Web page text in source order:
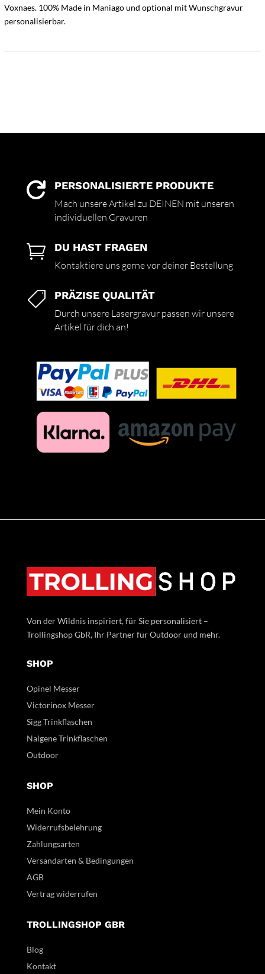
Voxnaes. 100% Made in Maniago und optional mit Wunschgravur
personalisierbar.
 PERSONALISIERTE PRODUKTE
Mach unsere Artikel zu DEINEN mit unseren
individuellen Gravuren
 DU HAST FRAGEN
Kontaktiere uns gerne vor deiner Bestellung
 PRÄZISE QUALITÄT
Durch unsere Lasergravur passen wir unsere
Artikel für dich an!
Von der Wildnis inspiriert, für Sie personalisiert –
Trollingshop GbR, Ihr Partner für Outdoor und mehr.
SHOP
Opinel Messer
Victorinox Messer
Sigg Trinkflaschen
Nalgene Trinkflaschen
Outdoor
SHOP
Mein Konto
Widerrufsbelehrung
Zahlungsarten
Versandarten & Bedingungen
AGB
Vertrag widerrufen
TROLLINGSHOP GBR
Blog
Kontakt